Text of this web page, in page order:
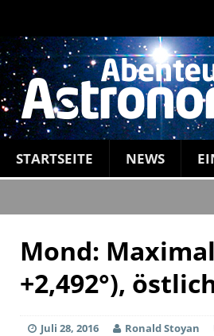
STARTSEITE NEWS
Mond:
+2,492°),
Juli 28, 2016 Ronald Stoyan